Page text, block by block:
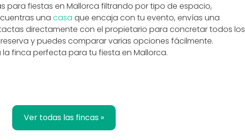
para fiestas en Mallorca filtrando por tipo de espacio,
una casa que encaja con tu evento, envías una
directamente con el propietario para concretar todos los
y puedes comparar varias opciones fácilmente.
la finca perfecta para tu fiesta en Mallorca.
Ver todas las fincas »